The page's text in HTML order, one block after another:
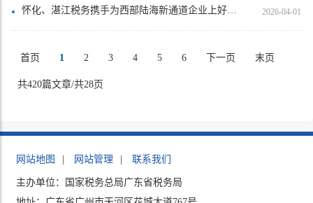
怀化、湛江税务携手为西部陆海新通道企业上好“春天的课” 2026-04-01
首页 1 2 3 4 5 6 下一页 末页
共420篇文章/共28页
网站地图 网站管理 联系我们
主办单位：国家税务总局广东省税务局